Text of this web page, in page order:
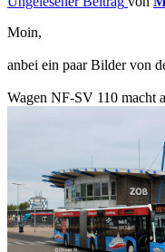
Moin,
anbei ein paar Bilder von
Wagen NF-SV 110 macht